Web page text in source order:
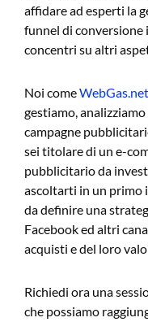
affidare ad esperti la
funnel di conversione
concentri su altri
Noi comeWebGas.net
gestiamo,
campagne
sei titolare di un e-
pubblicitario da
ascoltarti in un primo
da definire una
Facebook ed altri
acquisti e del loro
Richiedi ora una
che possiamo